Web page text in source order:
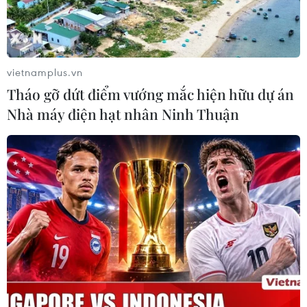
Thường trực Ban Bí thư Trần
Cẩm Tú tiếp Tổng Thư ký Đảng
CNDD-FDD Burundi
29/07/2026 08:24
Tăng cường quan hệ đoàn kết, hợp
tác song phương Việt Nam-Burundi
28/07/2026 14:17
Thảm sát tại Tây Bắc Nigeria khiến ít
nhất 30 người thiệt mạng
27/07/2026 22:54
AfDB cảnh báo "siêu" El Nino có thể
vietnamplus.vn
Tháo gỡ dứt điểm vướng mắc hiện hữu dự án
Nhà máy điện hạt nhân Ninh Thuận